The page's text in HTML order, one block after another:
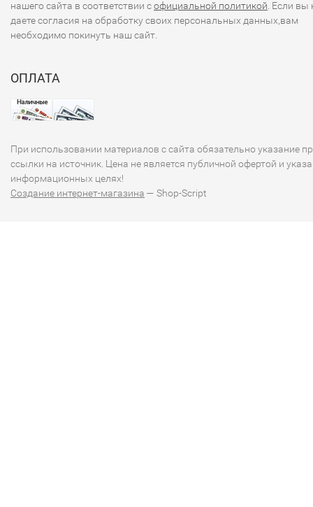
нашего сайта в соответствии софициальной политикой . Если вы
даете согласия на обработку своих персональных данных,вам
необходимо покинуть наш сайт.
ОПЛАТА
При использовании материалов с сайта обязательно указание
ссылки на источник. Цена не является публичной офертой и
информационных целях!
Создание интернет-магазина — Shop-Script